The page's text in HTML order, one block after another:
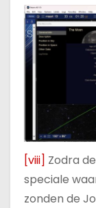
[viii] Zodra
speciale
zonden de